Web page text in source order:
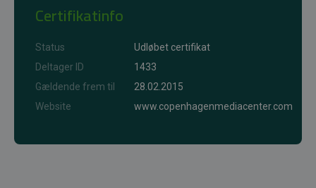
Certifikatinfo
Status
Udløbet certifikat
Deltager ID
1433
Gældende frem til
28.02.2015
Website
www.copenhagenmediacenter.com